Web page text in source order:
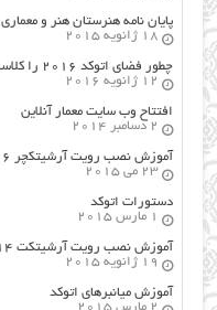
پایان نامه هنرستان هنر و معماري
18 ژانویه 2015
چطور فضای اتوکد ۲۰۱۶ را کلاسیک کنیم؟
12 ژانویه 2016
افتتاح وب سایت معمار آنلاین
2 دسامبر 2014
آموزش نصب رویت آرشیتکچر ۲۰۱۶
23 می 2015
دستورات اتوکد
1 مارس 2015
آموزش نصب رویت آرشیتکت ۲۰۱۴
19 ژانویه 2015
آموزش میانبرهای اتوکد